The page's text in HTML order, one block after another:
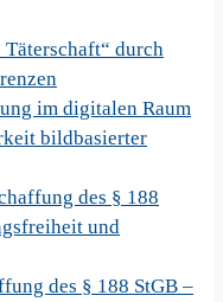
durch
im digitalen Raum
bildbasierter
des § 188
und
des § 188 StGB –